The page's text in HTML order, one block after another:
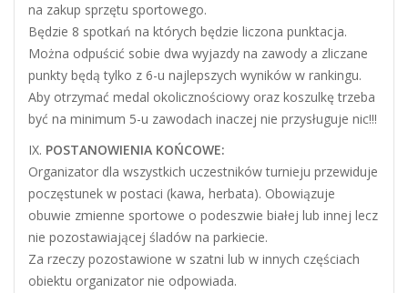
na zakup sprzętu sportowego.
Będzie 8 spotkań na których będzie liczona punktacja.
Można odpuścić sobie dwa wyjazdy na zawody a zliczane
punkty będą tylko z 6-u najlepszych wyników w rankingu.
Aby otrzymać medal okolicznościowy oraz koszulkę trzeba
być na minimum 5-u zawodach inaczej nie przysługuje nic!!!
IX. POSTANOWIENIA KOŃCOWE:
Organizator dla wszystkich uczestników turnieju przewiduje
poczęstunek w postaci (kawa, herbata). Obowiązuje
obuwie zmienne sportowe o podeszwie białej lub innej lecz
nie pozostawiającej śladów na parkiecie.
Za rzeczy pozostawione w szatni lub w innych częściach
obiektu organizator nie odpowiada.